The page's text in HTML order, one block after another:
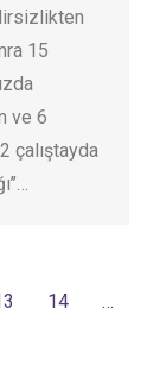
15
ve 6
çalıştayda
14
…